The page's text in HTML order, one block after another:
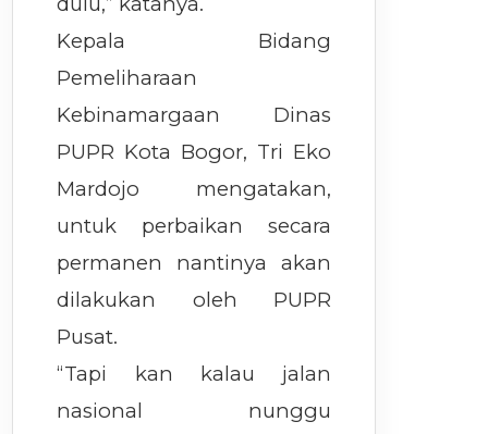
Kepala Bidang
Pemeliharaan
Kebinamargaan Dinas
PUPR Kota Bogor, Tri Eko
Mardojo mengatakan,
untuk perbaikan secara
permanen nantinya akan
dilakukan oleh PUPR
Pusat.
“Tapi kan kalau jalan
nasional nunggu